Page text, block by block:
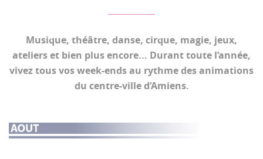
Musique, théâtre, danse, cirque, magie, jeux,
ateliers et bien plus encore... Durant toute l’année,
vivez tous vos week-ends au rythme des animations
du centre-ville d’Amiens.